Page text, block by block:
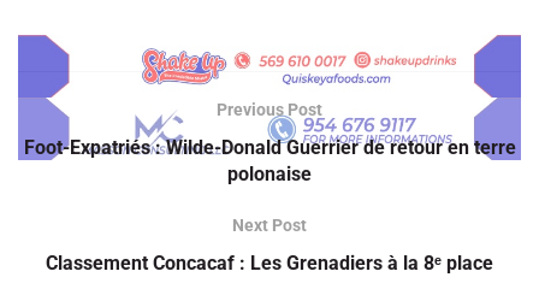
Previous Post
Foot-Expatriés : Wilde-Donald Guerrier de retour en terre
polonaise
Next Post
Classement Concacaf : Les Grenadiers à la 8ᵉ place